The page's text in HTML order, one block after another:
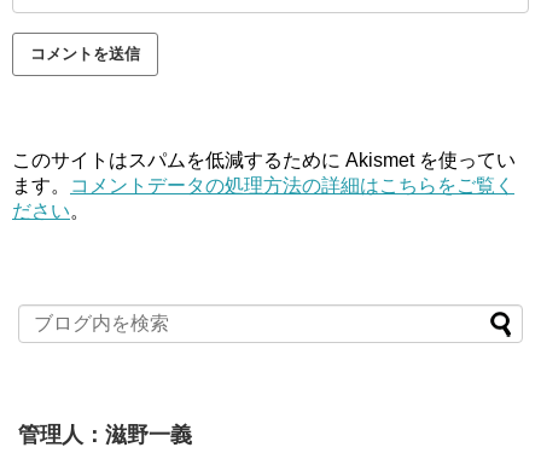
このサイトはスパムを低減するために Akismet を使ってい
ます。
コメントデータの処理方法の詳細はこちらをご覧く
ださい。
管理人：滋野一義